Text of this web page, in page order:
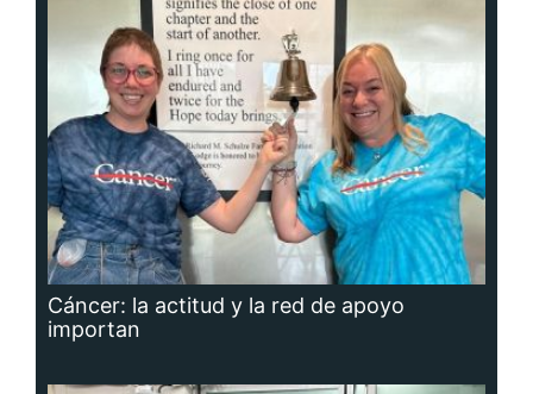
Cáncer: la actitud y la red de apoyo
importan